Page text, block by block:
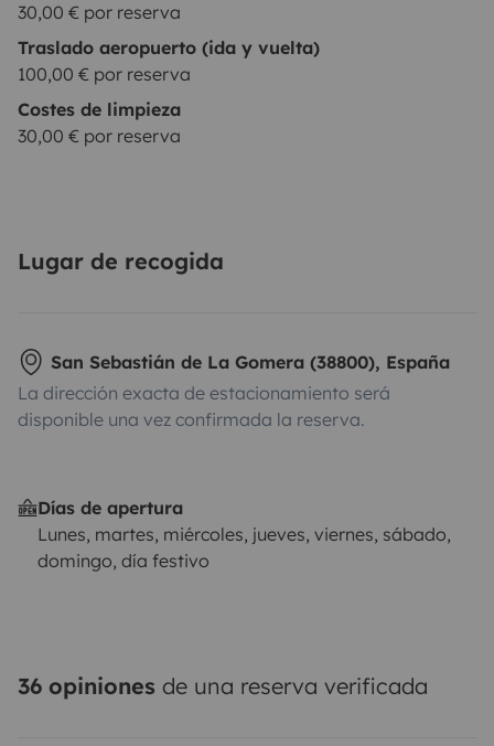
30,00 € por reserva
Traslado aeropuerto (ida y vuelta)
100,00 € por reserva
Costes de limpieza
30,00 € por reserva
Lugar de recogida
San Sebastián de La Gomera (38800), España
La dirección exacta de estacionamiento será
disponible una vez confirmada la reserva.
Días de apertura
Lunes, martes, miércoles, jueves, viernes, sábado,
domingo, día festivo
36 opiniones de una reserva verificada